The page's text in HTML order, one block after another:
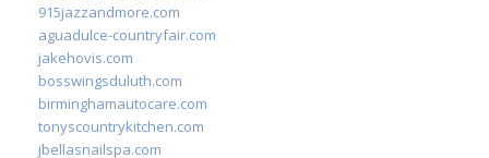
915jazzandmore.com
aguadulce-countryfair.com
jakehovis.com
bosswingsduluth.com
birminghamautocare.com
tonyscountrykitchen.com
jbellasnailspa.com